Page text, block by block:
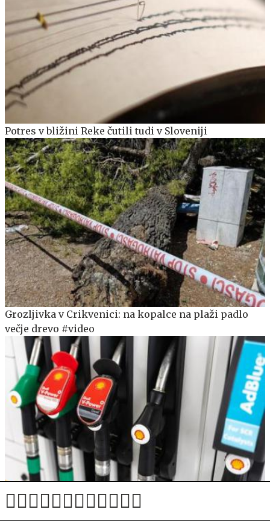
Potres v bližini Reke čutili tudi v Sloveniji
Grozljivka v Crikvenici: na kopalce na plaži padlo
večje drevo #video